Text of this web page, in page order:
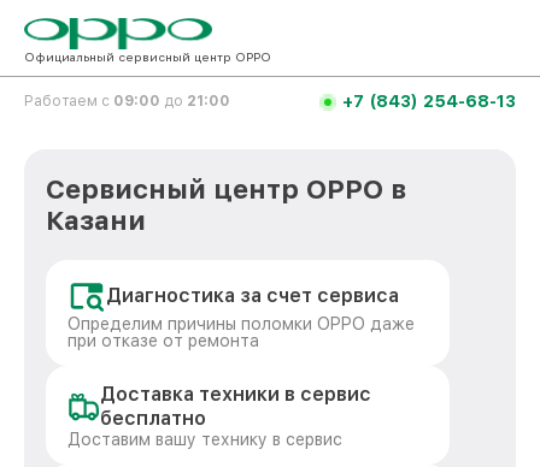
Официальный сервисный центр OPPO
Работаем с 09:00 до 21:00 +7 (843) 254-68-13
Сервисный центр OPPO в
Казани
Диагностика за счет сервиса
Определим причины поломки OPPO даже
при отказе от ремонта
Доставка техники в сервис
бесплатно
Доставим вашу технику в сервис